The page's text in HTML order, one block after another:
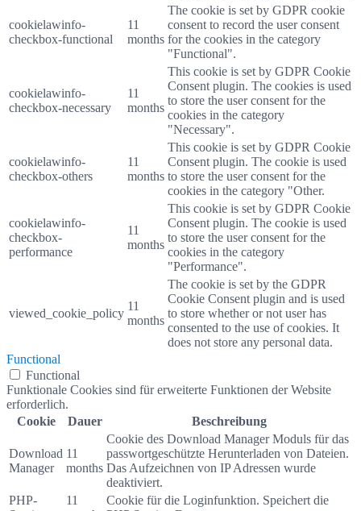
cookielawinfo-
checkbox-functional
11
months
The cookie is set by GDPR cookie
consent to record the user consent
for the cookies in the category
"Functional".
cookielawinfo-
checkbox-necessary
11
months
This cookie is set by GDPR Cookie
Consent plugin. The cookies is used
to store the user consent for the
cookies in the category
"Necessary".
cookielawinfo-
checkbox-others
11
months
This cookie is set by GDPR Cookie
Consent plugin. The cookie is used
to store the user consent for the
cookies in the category "Other.
cookielawinfo-
checkbox-
performance
11
months
This cookie is set by GDPR Cookie
Consent plugin. The cookie is used
to store the user consent for the
cookies in the category
"Performance".
viewed_cookie_policy
11
months
The cookie is set by the GDPR
Cookie Consent plugin and is used
to store whether or not user has
consented to the use of cookies. It
does not store any personal data.
Functional
Functional
Funktionale Cookies sind für erweiterte Funktionen der Website
erforderlich.
Cookie
Dauer Beschreibung
Download
Manager
11
months
Cookie des Download Manager Moduls für das
passwortgeschützte Herunterladen von Dateien.
Das Aufzeichnen von IP Adressen wurde
deaktiviert.
PHP-
11
Cookie für die Loginfunktion. Speichert die